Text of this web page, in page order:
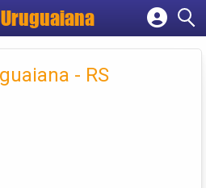
Uruguaiana
Cadastrar empresa
Criar conta- RS